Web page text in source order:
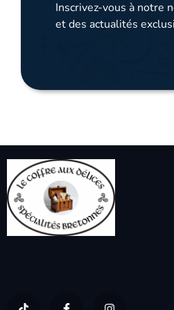
Inscrivez-vous à notre
et des actualités